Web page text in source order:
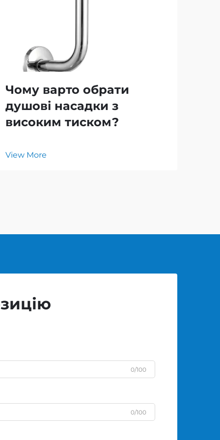
Чому варто обрати
душові насадки з
високим тиском?
View More
0/100
0/100